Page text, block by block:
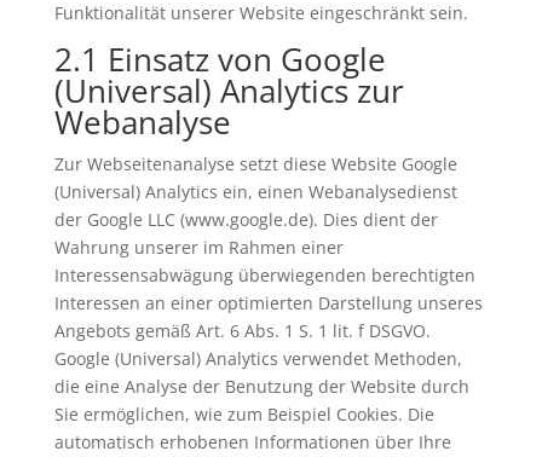
Funktionalität unserer Website eingeschränkt sein.
2.1 Einsatz von Google
(Universal) Analytics zur
Webanalyse
Zur Webseitenanalyse setzt diese Website Google
(Universal) Analytics ein, einen Webanalysedienst
der Google LLC (www.google.de). Dies dient der
Wahrung unserer im Rahmen einer
Interessensabwägung überwiegenden berechtigten
Interessen an einer optimierten Darstellung unseres
Angebots gemäß Art. 6 Abs. 1 S. 1 lit. f DSGVO.
Google (Universal) Analytics verwendet Methoden,
die eine Analyse der Benutzung der Website durch
Sie ermöglichen, wie zum Beispiel Cookies. Die
automatisch erhobenen Informationen über Ihre